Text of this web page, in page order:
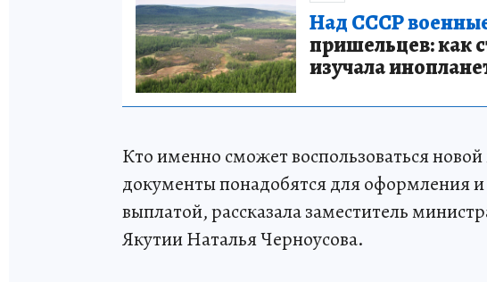
Над СССР
пришельцев: как
изучала
Кто именно сможет воспользоваться
документы понадобятся для оформления
выплатой, рассказала заместитель
Якутии Наталья Черноусова.